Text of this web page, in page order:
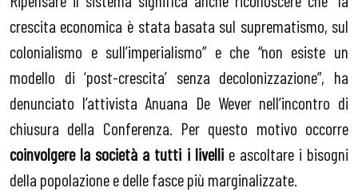
crescita economica è stata basata sul suprematismo, sul
colonialismo e sull’imperialismo” e che “non esiste un
modello di ‘post-crescita’ senza decolonizzazione”, ha
denunciato l’attivista Anuana De Wever nell’incontro di
chiusura della Conferenza. Per questo motivo occorre
coinvolgere la società a tutti i livellie ascoltare i bisogni
della popolazione e delle fasce più marginalizzate.